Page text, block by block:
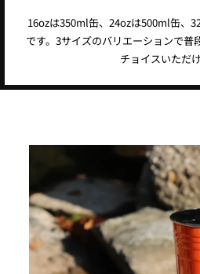
16ozは350ml缶、24ozは500ml缶、
です。3サイズのバリエーションで普
チョイスいただけ